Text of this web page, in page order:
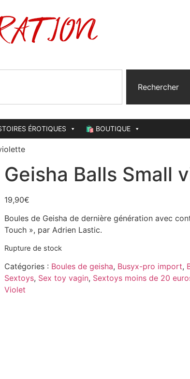
Rechercher
ÉROTIQUES 🛍️ BOUTIQUE
Geisha Balls Small
19,90€
Boules de Geisha de dernière génération avec
Touch », par Adrien Lastic.
Rupture de stock
Catégories : Boules de geisha, Busyx-pro import,
Sextoys, Sex toy vagin, Sextoys moins de 20
Violet